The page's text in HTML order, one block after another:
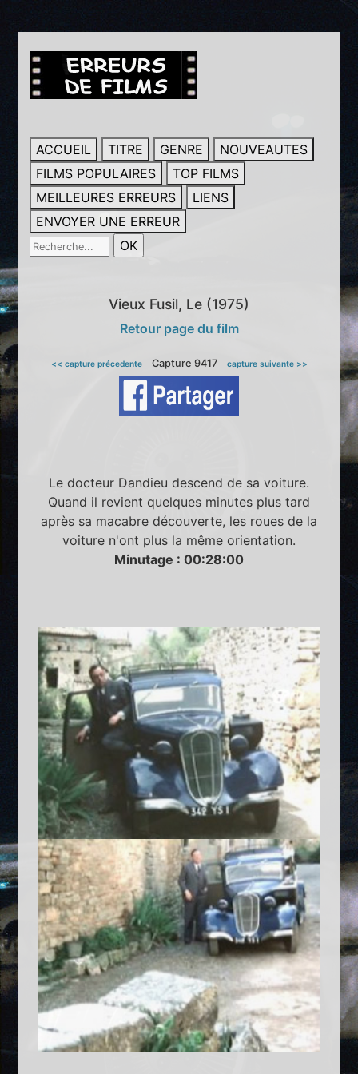
ACCUEIL TITRE GENRE
NOUVEAUTES
FILMS POPULAIRES
TOP FILMS
MEILLEURES ERREURS
LIENS
ENVOYER UNE ERREUR
Vieux Fusil, Le (1975)
Retour page du film
<< capture précedenteCapture 9417 capture suivante >>
Le docteur Dandieu descend de sa voiture.
Quand il revient quelques minutes plus tard
après sa macabre découverte, les roues de la
voiture n'ont plus la même orientation.
Minutage : 00:28:00